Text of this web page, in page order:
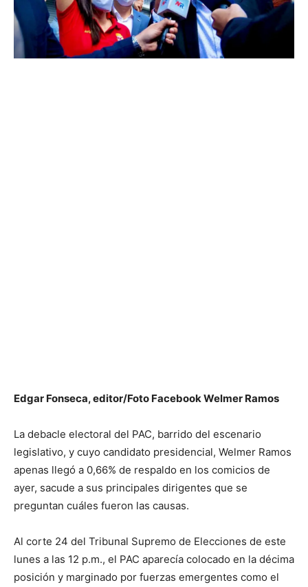
Edgar Fonseca, editor/Foto Facebook Welmer Ramos
La debacle electoral del PAC, barrido del escenario
legislativo, y cuyo candidato presidencial, Welmer Ramos
apenas llegó a 0,66% de respaldo en los comicios de
ayer, sacude a sus principales dirigentes que se
preguntan cuáles fueron las causas.
Al corte 24 del Tribunal Supremo de Elecciones de este
lunes a las 12 p.m., el PAC aparecía colocado en la décima
posición y marginado por fuerzas emergentes como el